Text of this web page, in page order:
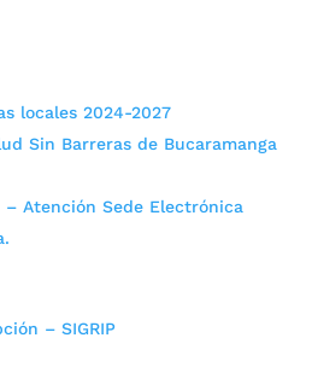
locales 2024-2027
Sin Barreras de Bucaramanga
Atención Sede Electrónica
– SIGRIP
Veredal’
noviembre y se espera que
de los tres corregimientos de
León / Prensa Alcaldía de
Juan Carlos Cárdenas le sigue